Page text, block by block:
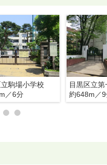
駒場小学校
／6分
目黒区立
約648m／